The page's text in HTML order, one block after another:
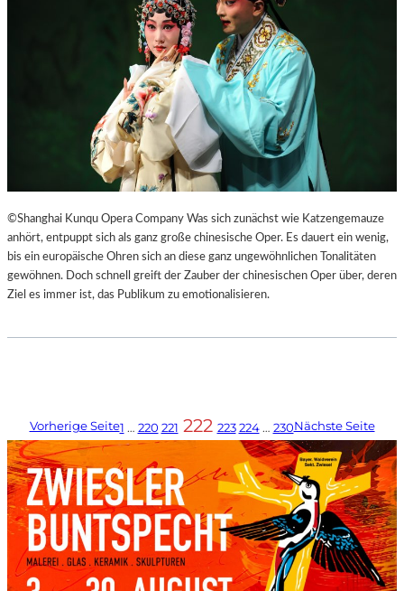
©Shanghai Kunqu Opera Company Was sich zunächst wie Katzengemauze
anhört, entpuppt sich als ganz große chinesische Oper. Es dauert ein wenig,
bis ein europäische Ohren sich an diese ganz ungewöhnlichen Tonalitäten
gewöhnen. Doch schnell greift der Zauber der chinesischen Oper über, deren
Ziel es immer ist, das Publikum zu emotionalisieren.
Vorherige Seite1 … 220 221 222 223 224 … 230Nächste Seite